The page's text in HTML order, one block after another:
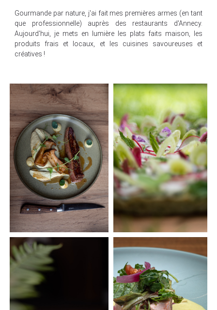
Gourmande par nature, j'ai fait mes premières armes (en tant
que professionnelle) auprès des restaurants d'Annecy.
Aujourd'hui, je mets en lumière les plats faits maison, les
produits frais et locaux, et les cuisines savoureuses et
créatives !